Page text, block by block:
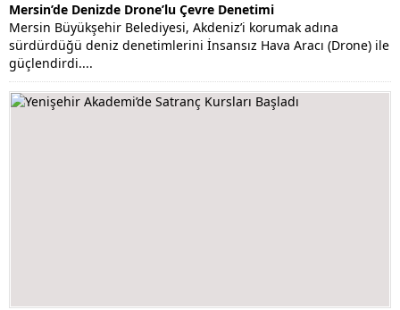
Mersin’de Denizde Drone’lu Çevre Denetimi
Mersin Büyükşehir Belediyesi, Akdeniz’i korumak adına
sürdürdüğü deniz denetimlerini İnsansız Hava Aracı (Drone) ile
güçlendirdi....